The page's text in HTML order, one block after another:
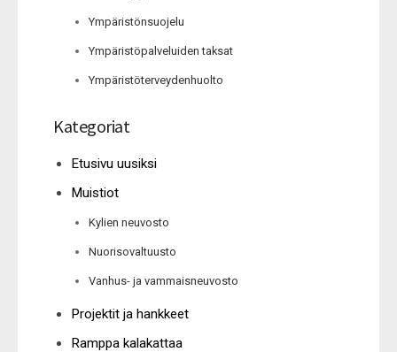
Ympäristönsuojelu
Ympäristöpalveluiden taksat
Ympäristöterveydenhuolto
Kategoriat
Etusivu uusiksi
Muistiot
Kylien neuvosto
Nuorisovaltuusto
Vanhus- ja vammaisneuvosto
Projektit ja hankkeet
Ramppa kalakattaa